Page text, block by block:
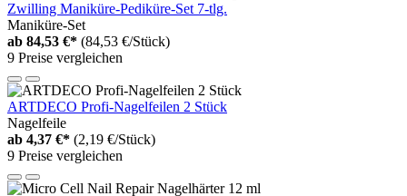
Zwilling Maniküre-Pediküre-Set 7-tlg.
Maniküre-Set
ab 84,53 €* (84,53 €/Stück)
9 Preise vergleichen
ARTDECO Profi-Nagelfeilen 2 Stück
Nagelfeile
ab 4,37 €* (2,19 €/Stück)
9 Preise vergleichen